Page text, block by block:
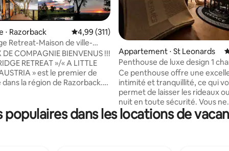
base de 318 commentaires : 4,97 sur 5
⋅ Razorback Évaluation moyenne sur la base de 311
4,99 (311)
Retreat-Maison de ville-
Vues
COMPAGNIE BIENVENUS !!!
RETREAT »/« A LITTLE
» est le premier de
la région de Razorback.
sur une propriété de 5 acres
Razorback, à environ
Appartement ⋅ St Leonards
Penthouse de luxe design 1
• Vue sur la ville • Parking
Ce penthouse offre une
intimité et tranquillité, ce qui
permet de laisser les rideaux
nuit en toute sécurité. Vous ne
trouverez pas les lumières de
lumineuses pour dormir, mais
dans les locations de